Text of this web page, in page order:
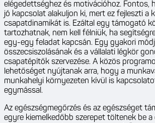
elégedettséghez és motivációhoz. Fontos,
jó kapcsolat alakuljon ki, mert ez fejleszti a
csapatdinamikát is. Ezáltal egy támogató
tartozhatnak, nem kell félniük, ha
egy-egy feladat kapcsán. Egy gyakori
összecsiszolásának és a vállalati légkör
csapatépítők szervezése. A közös
lehetőséget nyújtanak arra, hogy a
munkahelyi környezeten kívül is
egymással.
Az egészségmegőrzés és az egészséget
egyre kiemelkedőbb szerepet töltenek be a